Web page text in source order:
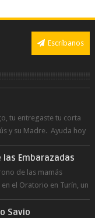
Escríbanos
tu entregaste tu corta
y su Madre. Ayuda hoy
las Embarazadas
de las mamás
el Oratorio en Turín, un
Savio